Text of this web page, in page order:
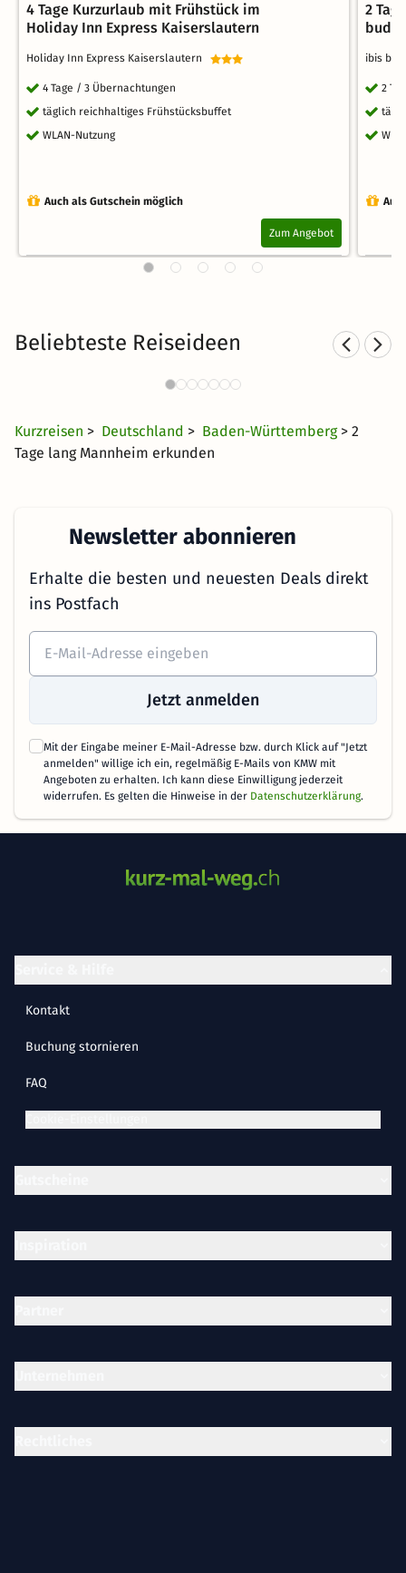
4 Tage Kurzurlaub mit Frühstück im
Holiday Inn Express Kaiserslautern
Holiday Inn Express Kaiserslautern
4 Tage / 3 Übernachtungen
täglich reichhaltiges Frühstücksbuffet
WLAN-Nutzung
Auch als Gutschein möglich
Zum Angebot
2
ibis
2
Beliebteste Reiseideen
Städtereisen nach Baden-
Kurzreisen > Deutschland > Baden-Württemberg > 2
Tage lang Mannheim erkunden
Newsletter abonnieren
Erhalte die besten und neuesten Deals direkt
ins Postfach
Jetzt anmelden
Mit der Eingabe meiner E-Mail-Adresse bzw. durch Klick auf "Jetzt
anmelden" willige ich ein, regelmäßig E-Mails von KMW mit
Angeboten zu erhalten. Ich kann diese Einwilligung jederzeit
widerrufen. Es gelten die Hinweise in der Datenschutzerklärung.
Kontakt
Buchung stornieren
FAQ